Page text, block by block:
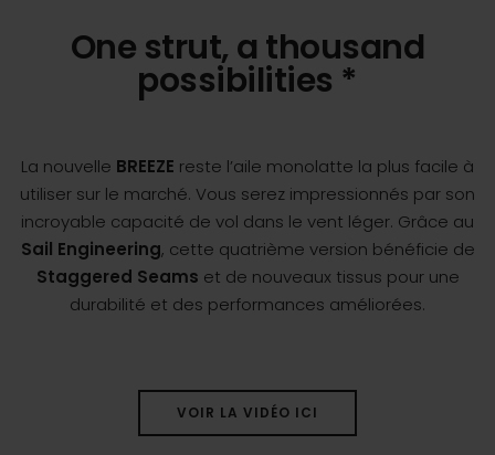
One strut, a thousand
possibilities *
La nouvelle BREEZE reste l’aile monolatte la plus facile à
utiliser sur le marché. Vous serez impressionnés par son
incroyable capacité de vol dans le vent léger. Grâce au
Sail Engineering, cette quatrième version bénéficie de
Staggered Seams et de nouveaux tissus pour une
durabilité et des performances améliorées.
VOIR LA VIDÉO ICI